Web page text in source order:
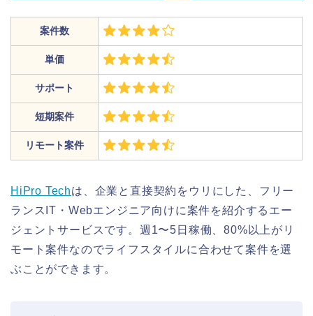
案件数
単価
サポート
短期案件
リモート案件
HiPro Techは、企業と直接契約をウリにした、フリー
ランスIT・Webエンジニア向けに案件を紹介するエー
ジェントサービスです。週1〜5日稼働、80%以上がリ
モート案件なのでライフスタイルに合わせて案件を選
ぶことができます。